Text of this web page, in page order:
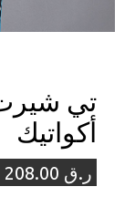
تي
أكواتيك
ر.ق